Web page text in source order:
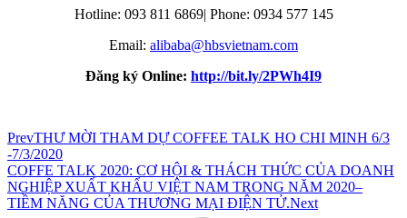
Hotline: 093 811 6869| Phone: 0934 577 145
Email: alibaba@hbsvietnam.com
Đăng ký Online: http://bit.ly/2PWh4I9
PrevTHƯ MỜI THAM DỰ COFFEE TALK HO CHI MINH 6/3
-7/3/2020
COFFE TALK 2020: CƠ HỘI & THÁCH THỨC CỦA DOANH
NGHIỆP XUẤT KHẨU VIỆT NAM TRONG NĂM 2020–
TIỀM NĂNG CỦA THƯƠNG MẠI ĐIỆN TỬ.Next